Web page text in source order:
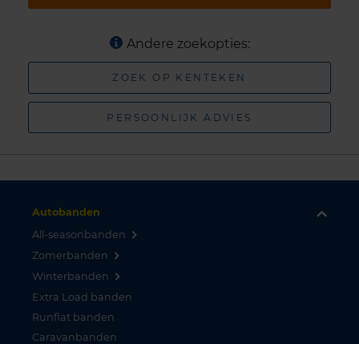
Andere zoekopties:
ZOEK OP KENTEKEN
PERSOONLIJK ADVIES
Autobanden
All-seasonbanden
Zomerbanden
Winterbanden
Extra Load banden
Runflat banden
Caravanbanden